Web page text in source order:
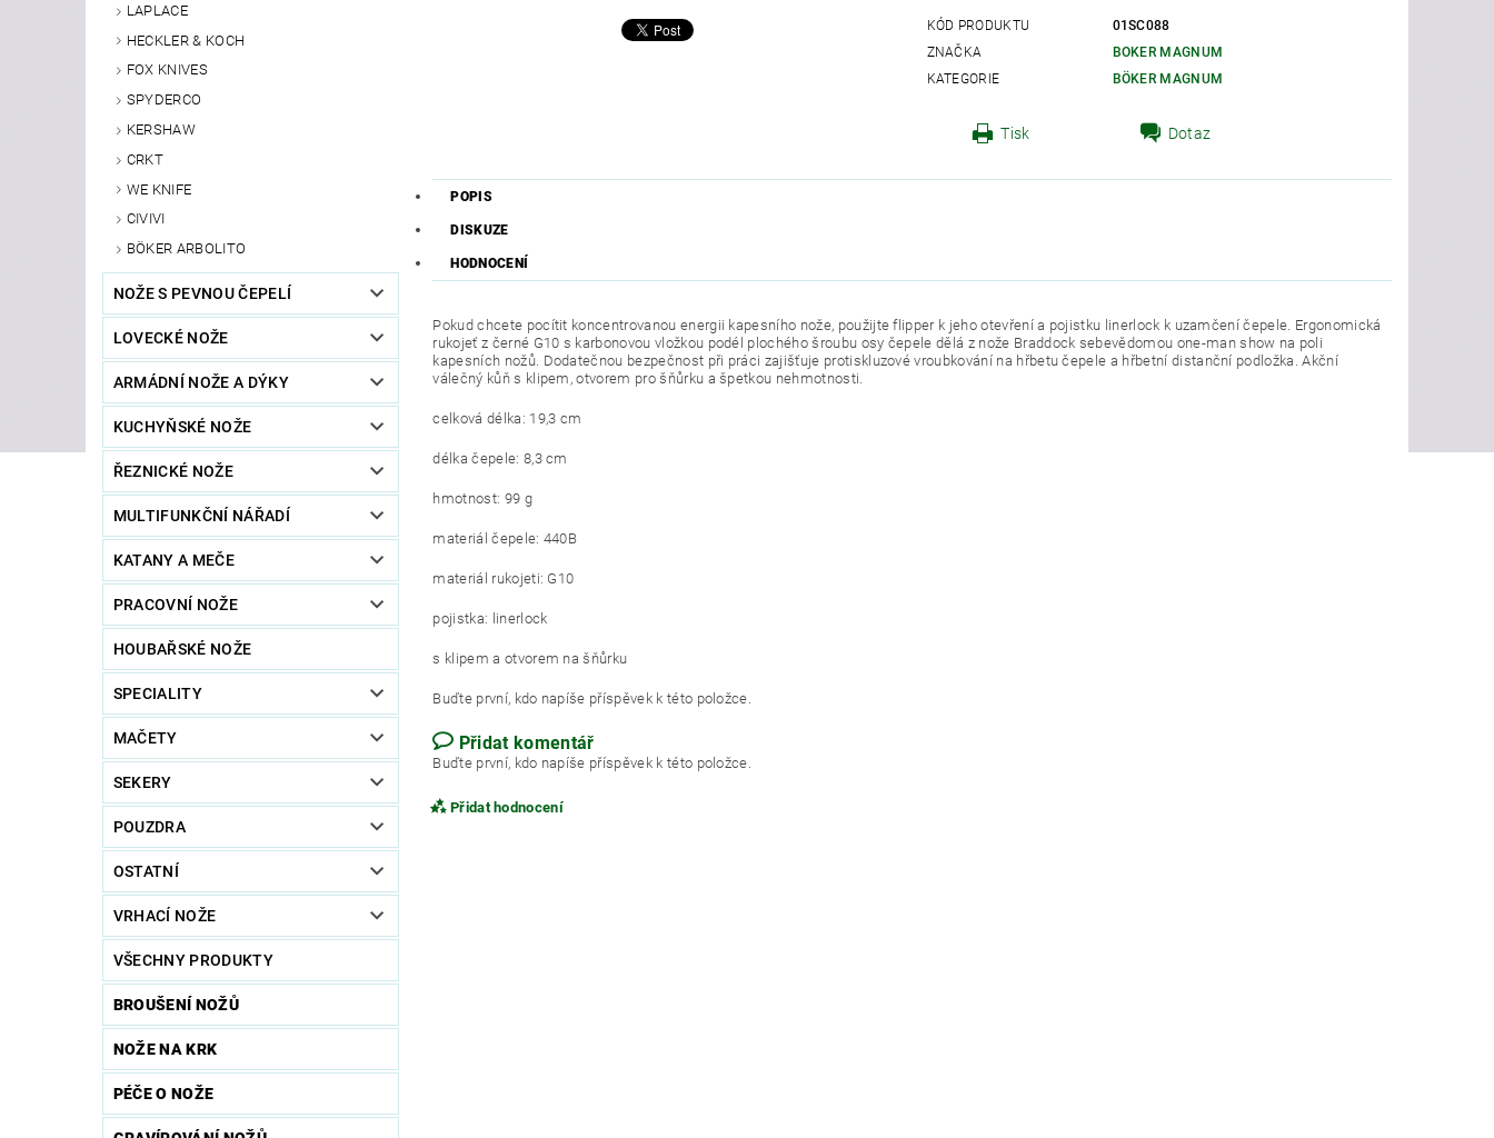
LAPLACE
HECKLER & KOCH
FOX KNIVES
SPYDERCO
KERSHAW
CRKT
WE KNIFE
CIVIVI
BÖKER ARBOLITO
NOŽE S PEVNOU ČEPELÍ
LOVECKÉ NOŽE
ARMÁDNÍ NOŽE A DÝKY
KUCHYŇSKÉ NOŽE
ŘEZNICKÉ NOŽE
MULTIFUNKČNÍ NÁŘADÍ
KATANY A MEČE
PRACOVNÍ NOŽE
HOUBAŘSKÉ NOŽE
SPECIALITY
MAČETY
SEKERY
POUZDRA
OSTATNÍ
VRHACÍ NOŽE
VŠECHNY PRODUKTY
BROUŠENÍ NOŽŮ
NOŽE NA KRK
PÉČE O NOŽE
KÓD PRODUKTU
01SC088
ZNAČKA
BOKER MAGNUM
KATEGORIE
BÖKER MAGNUM
Tisk Dotaz
POPIS
DISKUZE
HODNOCENÍ
Pokud chcete pocítit koncentrovanou energii kapesního nože, použijte flipper k jeho otevření a pojistku linerlock k uzamčení čepele. Ergonomická
rukojeť z černé G10 s karbonovou vložkou podél plochého šroubu osy čepele dělá z nože Braddock sebevědomou one-man show na poli
kapesních nožů. Dodatečnou bezpečnost při práci zajišťuje protiskluzové vroubkování na hřbetu čepele a hřbetní distanční podložka. Akční
válečný kůň s klipem, otvorem pro šňůrku a špetkou nehmotnosti.
celková délka: 19,3 cm
délka čepele: 8,3 cm
hmotnost: 99 g
materiál čepele: 440B
materiál rukojeti: G10
pojistka: linerlock
s klipem a otvorem na šňůrku
Buďte první, kdo napíše příspěvek k této položce.
Přidat komentář
Buďte první, kdo napíše příspěvek k této položce.
Přidat hodnocení